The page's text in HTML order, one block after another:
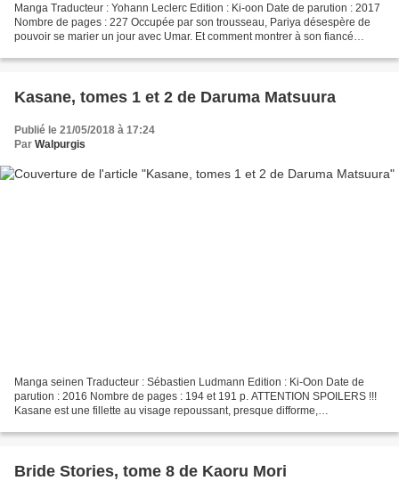
Manga Traducteur : Yohann Leclerc Edition : Ki-oon Date de parution : 2017
Nombre de pages : 227 Occupée par son trousseau, Pariya désespère de
pouvoir se marier un jour avec Umar. Et comment montrer à son fiancé
Kasane, tomes 1 et 2 de Daruma Matsuura
Publié le 21/05/2018 à 17:24
Par Walpurgis
Manga seinen Traducteur : Sébastien Ludmann Edition : Ki-Oon Date de
parution : 2016 Nombre de pages : 194 et 191 p. ATTENTION SPOILERS !!!
Kasane est une fillette au visage repoussant, presque difforme,
Bride Stories, tome 8 de Kaoru Mori